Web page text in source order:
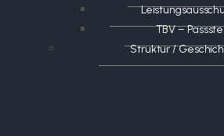
TBV –
Struktur /